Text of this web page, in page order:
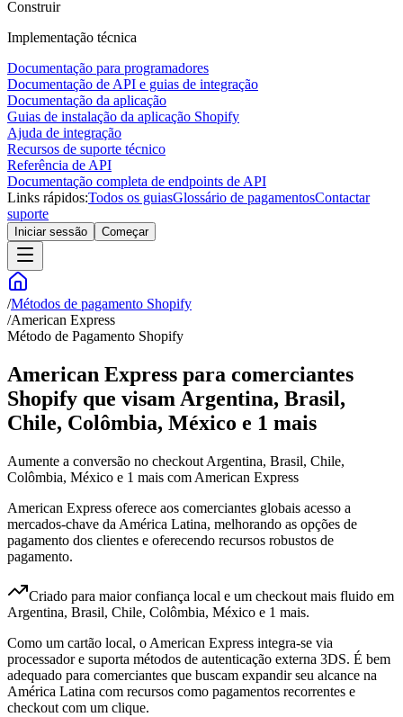
Construir
Implementação técnica
Documentação para programadores
Documentação de API e guias de integração
Documentação da aplicação
Guias de instalação da aplicação Shopify
Ajuda de integração
Recursos de suporte técnico
Referência de API
Documentação completa de endpoints de API
Links rápidos:Todos os guiasGlossário de pagamentosContactar
suporte
Iniciar sessão Começar
/Métodos de pagamento Shopify
/American Express
Método de Pagamento Shopify
American Express para comerciantes
Shopify que visam Argentina, Brasil,
Chile, Colômbia, México e 1 mais
Aumente a conversão no checkout Argentina, Brasil, Chile,
Colômbia, México e 1 mais com American Express
American Express oferece aos comerciantes globais acesso a
mercados-chave da América Latina, melhorando as opções de
pagamento dos clientes e oferecendo recursos robustos de
pagamento.
Criado para maior confiança local e um checkout mais fluido em
Argentina, Brasil, Chile, Colômbia, México e 1 mais.
Como um cartão local, o American Express integra-se via
processador e suporta métodos de autenticação externa 3DS. É bem
adequado para comerciantes que buscam expandir seu alcance na
América Latina com recursos como pagamentos recorrentes e
checkout com um clique.